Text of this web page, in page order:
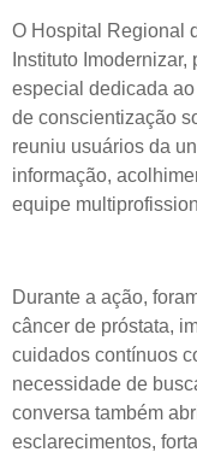
O Hospital Regional
Instituto
especial dedicada
de conscientização
reuniu usuários da
informação,
equipe
Durante a ação,
câncer de próstata,
cuidados contínuos
necessidade de
conversa também
esclarecimentos,